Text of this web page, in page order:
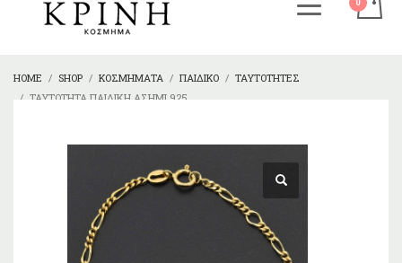
HOME SHOP ΚΟΣΜΉΜΑΤΑ ΠΑΙΔΙΚΌ
ΤΑΥΤΌΤΗΤΕΣ
ΤΑΥΤΌΤΗΤΑ ΠΑΙΔΙΚΉ ΑΣΉΜΙ 925